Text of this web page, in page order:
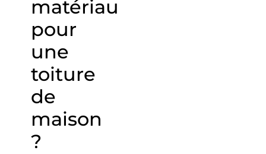
matériau
pour
une
toiture
de
maison
?